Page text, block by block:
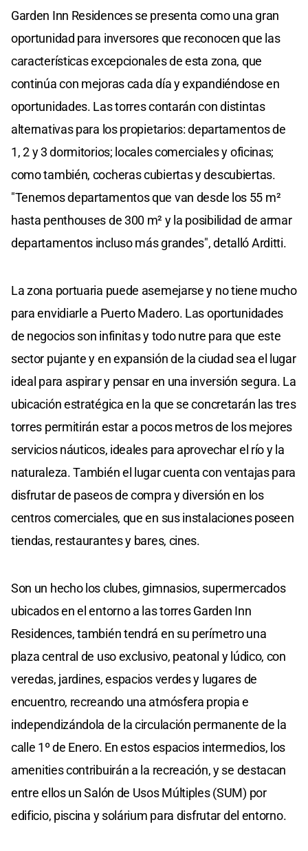
Garden Inn Residences se presenta como una gran
oportunidad para inversores que reconocen que las
características excepcionales de esta zona, que
continúa con mejoras cada día y expandiéndose en
oportunidades. Las torres contarán con distintas
alternativas para los propietarios: departamentos de
1, 2 y 3 dormitorios; locales comerciales y oficinas;
como también, cocheras cubiertas y descubiertas.
"Tenemos departamentos que van desde los 55 m²
hasta penthouses de 300 m² y la posibilidad de armar
departamentos incluso más grandes", detalló Arditti.
La zona portuaria puede asemejarse y no tiene mucho
para envidiarle a Puerto Madero. Las oportunidades
de negocios son infinitas y todo nutre para que este
sector pujante y en expansión de la ciudad sea el lugar
ideal para aspirar y pensar en una inversión segura. La
ubicación estratégica en la que se concretarán las tres
torres permitirán estar a pocos metros de los mejores
servicios náuticos, ideales para aprovechar el río y la
naturaleza. También el lugar cuenta con ventajas para
disfrutar de paseos de compra y diversión en los
centros comerciales, que en sus instalaciones poseen
tiendas, restaurantes y bares, cines.
Son un hecho los clubes, gimnasios, supermercados
ubicados en el entorno a las torres Garden Inn
Residences, también tendrá en su perímetro una
plaza central de uso exclusivo, peatonal y lúdico, con
veredas, jardines, espacios verdes y lugares de
encuentro, recreando una atmósfera propia e
independizándola de la circulación permanente de la
calle 1º de Enero. En estos espacios intermedios, los
amenities contribuirán a la recreación, y se destacan
entre ellos un Salón de Usos Múltiples (SUM) por
edificio, piscina y solárium para disfrutar del entorno.